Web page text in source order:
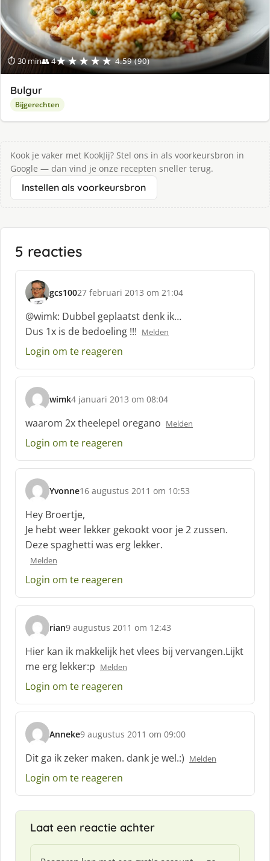
⏱ 30 min👥 4★★★★★ 4.59 (90)
Bulgur
Bijgerechten
Kook je vaker met KookJij? Stel ons in als voorkeursbron in
Google — dan vind je onze recepten sneller terug.
Instellen als voorkeursbron
5 reacties
gcs100
s
c
h
r
e
f
27 februari 2013 om 21:04
@wimk: Dubbel geplaatst denk ik…
Dus 1x is de bedoeling !!! Melden
Login om te reageren
wimk
s
h
r
e
f
:
4 januari 2013 om 08:04
waarom 2x theelepel oregano Melden
Login om te reageren
Yvonne
s
c
h
r
e
:
16 augustus 2011 om 10:53
Hey Broertje,
Je hebt weer lekker gekookt voor je 2 zussen.
Deze spaghetti was erg lekker.
Melden
Login om te reageren
rian
s
c
h
r
e
f
9 augustus 2011 om 12:43
Hier kan ik makkelijk het vlees bij vervangen.Lijkt
me erg lekker:p Melden
Login om te reageren
Anneke
s
c
h
r
9 augustus 2011 om 09:00
Dit ga ik zeker maken. dank je wel.:) Melden
Login om te reageren
Laat een reactie achter